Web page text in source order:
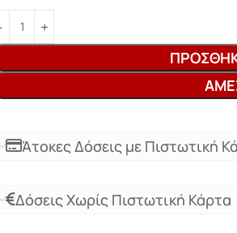
Άτοκες Δόσεις με Πιστωτική
Δόσεις Χωρίς Πιστωτική Κάρτα